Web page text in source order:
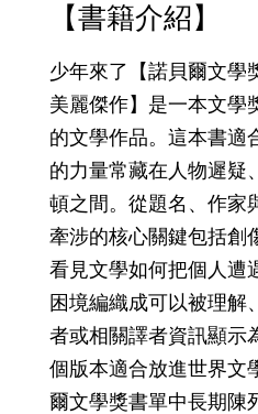
【書籍介紹】
少年來了【諾貝爾文學
美麗傑作】是一本文學
的文學作品。這本書適
的力量常藏在人物遲疑
頓之間。從題名、作家
牽涉的核心關鍵包括創
看見文學如何把個人遭
困境編織成可以被理解
者或相關譯者資訊顯示
個版本適合放進世界文
爾文學獎書單中長期陳